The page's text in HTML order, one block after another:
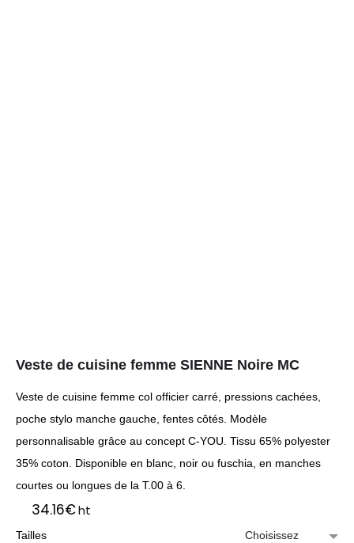
Veste de cuisine femme SIENNE Noire MC
Veste de cuisine femme col officier carré, pressions cachées,
poche stylo manche gauche, fentes côtés. Modèle
personnalisable grâce au concept C-YOU. Tissu 65% polyester
35% coton. Disponible en blanc, noir ou fuschia, en manches
courtes ou longues de la T.00 à 6.
34.16€ht
Tailles